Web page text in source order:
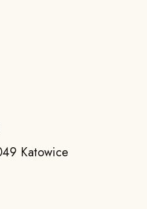
Katowice